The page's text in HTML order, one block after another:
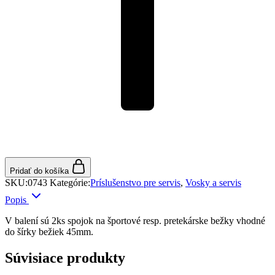
Pridať do košíka
SKU:0743 Kategórie:Príslušenstvo pre servis, Vosky a servis
Popis
V balení sú 2ks spojok na športové resp. pretekárske bežky vhodné
do šírky bežiek 45mm.
Súvisiace produkty